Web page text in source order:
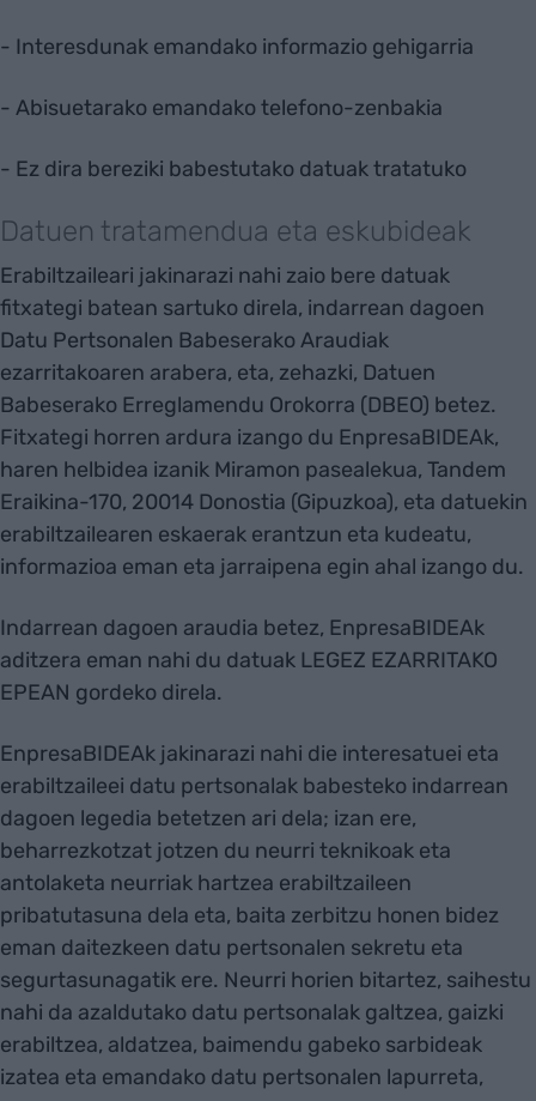
- Interesdunak emandako informazio gehigarria
- Abisuetarako emandako telefono-zenbakia
- Ez dira bereziki babestutako datuak tratatuko
Datuen tratamendua eta eskubideak
Erabiltzaileari jakinarazi nahi zaio bere datuak
fitxategi batean sartuko direla, indarrean dagoen
Datu Pertsonalen Babeserako Araudiak
ezarritakoaren arabera, eta, zehazki, Datuen
Babeserako Erreglamendu Orokorra (DBEO) betez.
Fitxategi horren ardura izango du EnpresaBIDEAk,
haren helbidea izanik Miramon pasealekua, Tandem
Eraikina-170, 20014 Donostia (Gipuzkoa), eta datuekin
erabiltzailearen eskaerak erantzun eta kudeatu,
informazioa eman eta jarraipena egin ahal izango du.
Indarrean dagoen araudia betez, EnpresaBIDEAk
aditzera eman nahi du datuak LEGEZ EZARRITAKO
EPEAN gordeko direla.
EnpresaBIDEAk jakinarazi nahi die interesatuei eta
erabiltzaileei datu pertsonalak babesteko indarrean
dagoen legedia betetzen ari dela; izan ere,
beharrezkotzat jotzen du neurri teknikoak eta
antolaketa neurriak hartzea erabiltzaileen
pribatutasuna dela eta, baita zerbitzu honen bidez
eman daitezkeen datu pertsonalen sekretu eta
segurtasunagatik ere. Neurri horien bitartez, saihestu
nahi da azaldutako datu pertsonalak galtzea, gaizki
erabiltzea, aldatzea, baimendu gabeko sarbideak
izatea eta emandako datu pertsonalen lapurreta,